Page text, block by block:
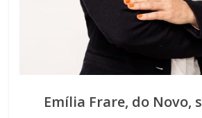
Emília Frare, do Novo,